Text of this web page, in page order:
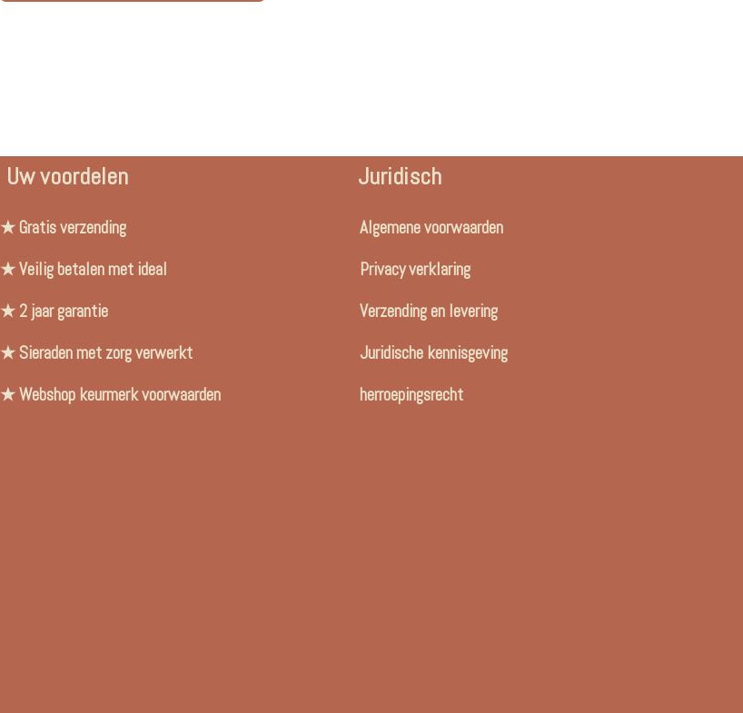
Uw voordelen
★ Gratis verzending
★ Veilig betalen met ideal
★ 2 jaar garantie
★ Sieraden met zorg verwerkt
★ Webshop keurmerk voorwaarden
Juridisch
Algemene voorwaarden
Privacy verklaring
Verzending en levering
Juridische kennisgeving
herroepingsrecht